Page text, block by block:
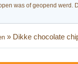
was of geopend
» Dikke chocolate